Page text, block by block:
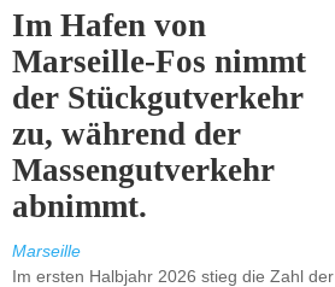
Im Hafen von
Marseille-Fos nimmt
der Stückgutverkehr
zu, während der
Massengutverkehr
abnimmt.
Marseille
Im ersten Halbjahr 2026 stieg die Zahl der